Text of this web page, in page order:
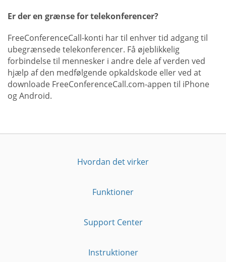
Er der en grænse for telekonferencer?
FreeConferenceCall-konti har til enhver tid adgang til
ubegrænsede telekonferencer. Få øjeblikkelig
forbindelse til mennesker i andre dele af verden ved
hjælp af den medfølgende opkaldskode eller ved at
downloade FreeConferenceCall.com-appen til iPhone
og Android.
Hvordan det virker
Funktioner
Support Center
Instruktioner